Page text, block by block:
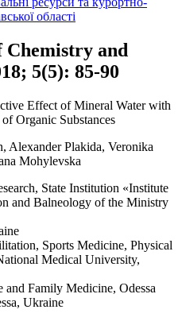
області
and
5(5): 85-90
Effect of Mineral Water with
Organic Substances
Alexander Plakida, Veronika
Mohylevska
State Institution «Institute
and Balneology of the Ministry
Sports Medicine, Physical
Medical University,
and Family Medicine, Odessa
Ukraine